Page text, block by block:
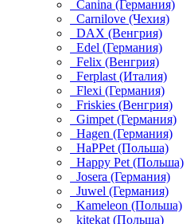
Canina (Германия)
Carnilove (Чехия)
DAX (Венгрия)
Edel (Германия)
Felix (Венгрия)
Ferplast (Италия)
Flexi (Германия)
Friskies (Венгрия)
Gimpet (Германия)
Hagen (Германия)
HaPPet (Польша)
Happy Pet (Польша)
Josera (Германия)
Juwel (Германия)
Kameleon (Польша)
kitekat (Польша)